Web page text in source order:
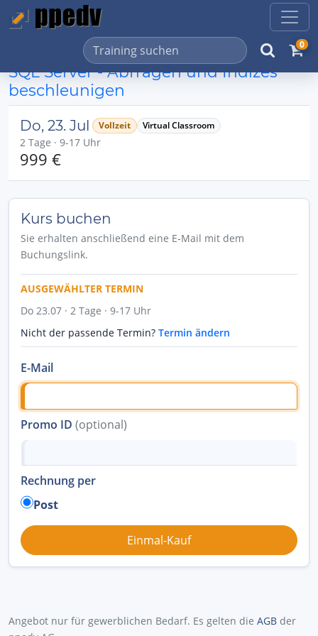
0
SQL Server - Abfragen und Indizes
beschleunigen
Do, 23. Jul Vollzeit Virtual Classroom
2 Tage · 9-17 Uhr
999 €
Kurs buchen
Sie erhalten anschließend eine E-Mail mit dem
Buchungslink.
AUSGEWÄHLTER TERMIN
Do 23.07 · 2 Tage · 9-17 Uhr
Nicht der passende Termin? Termin ändern
E-Mail
Promo ID (optional)
Rechnung per
Post
Angebot nur für gewerblichen Bedarf. Es gelten die AGB der